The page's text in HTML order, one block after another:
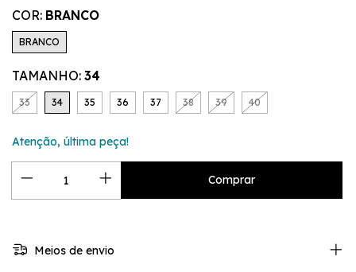
COR: BRANCO
BRANCO
TAMANHO: 34
33 34 35 36 37 38 39 40
Atenção, última peça!
Meios de envio